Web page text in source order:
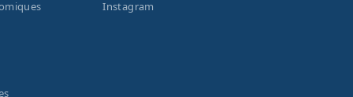
Instagram